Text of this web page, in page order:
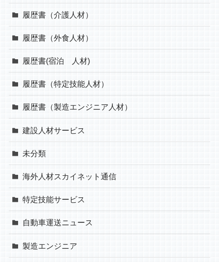
履歴書（介護人材）
履歴書（外食人材）
履歴書(宿泊 人材)
履歴書（特定技能人材）
履歴書（製造エンジニア人材）
建設人材サービス
未分類
海外人材スカイネット通信
特定技能サービス
自動車運送ニュース
製造エンジニア